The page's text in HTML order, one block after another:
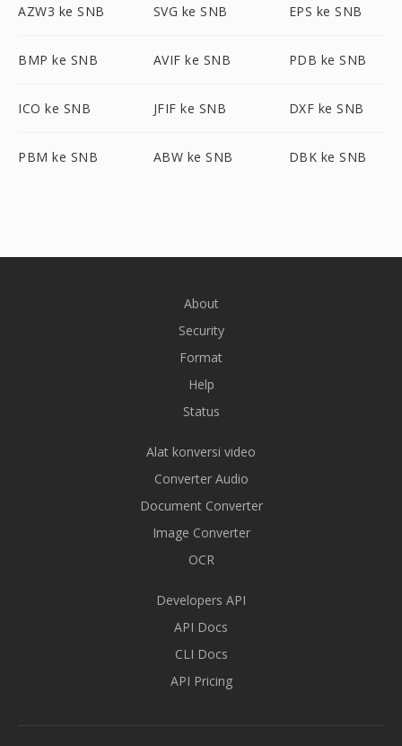
AZW3 ke SNB SVG ke SNB EPS ke SNB
BMP ke SNB AVIF ke SNB PDB ke SNB
ICO ke SNB JFIF ke SNB DXF ke SNB
PBM ke SNB ABW ke SNB DBK ke SNB
About
Security
Format
Help
Status
Alat konversi video
Converter Audio
Document Converter
Image Converter
OCR
Developers API
API Docs
CLI Docs
API Pricing